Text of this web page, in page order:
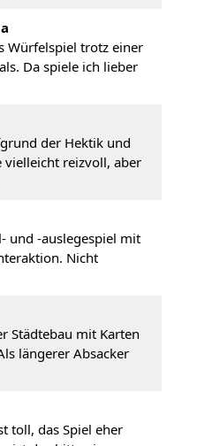
Würfelspiel trotz einer
Da spiele ich lieber
der Hektik und
vielleicht reizvoll, aber
und -auslegespiel mit
Nicht
Städtebau mit Karten
längerer Absacker
toll, das Spiel eher